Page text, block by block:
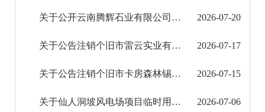
关于公开云南腾辉石业有限公司云南省元阳县嘎娘乡绞缅饰面用石料大理石矿采矿权出让收益评估 ... 2026-07-20
关于公告注销个旧市雷云实业有限公司小坪子矿区采矿许可证的公示 2026-07-17
关于公告注销个旧市卡房森林锡矿采矿许可证的公示 2026-07-15
关于仙人洞坡风电场项目临时用地（第二批）土地复垦验收结果的公告 2026-07-06